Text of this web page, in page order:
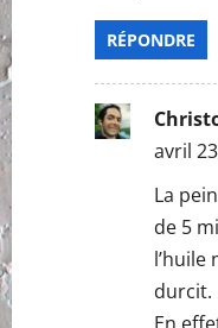
RÉPONDRE
avril
La
de 5
l’huile
durcit.